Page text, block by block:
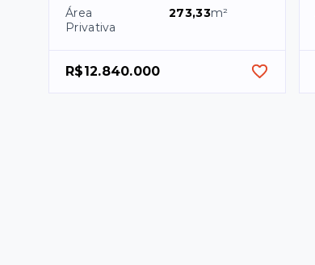
Área
Privativa
273,33m²
R$12.840.000